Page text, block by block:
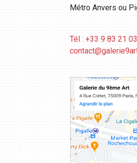
Métro Anvers ou
Tél : +33 9 83 21